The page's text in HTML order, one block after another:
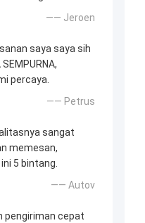
—— Jeroen
saya saya sih
percaya.
—— Petrus
sangat
memesan,
5 bintang.
—— Autov
pengiriman cepat